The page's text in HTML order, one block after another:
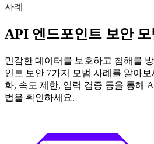
사례
API 엔드포인트 보안
민감한 데이터를 보호하고 침해를
인트 보안 7가지 모범 사례를 알아보
화, 속도 제한, 입력 검증 등을 통해
법을 확인하세요.